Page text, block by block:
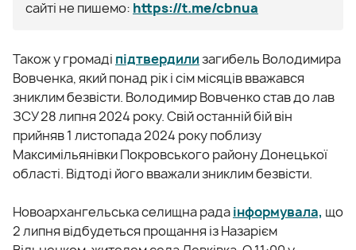
сайті не пишемо: https://t.me/cbnua
Також у громаді підтвердилизагибель Володимира
Вовченка, який понад рік і сім місяців вважався
зниклим безвісти. Володимир Вовченко став до лав
ЗСУ 28 липня 2024 року. Свій останній бій він
прийняв 1 листопада 2024 року поблизу
Максимільянівки Покровського району Донецької
області. Відтоді його вважали зниклим безвісти.
Новоархангельська селищна радаінформувала, що
2 липня відбудеться прощання із Назарієм